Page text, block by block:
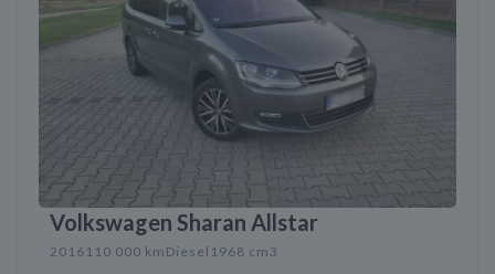
Volkswagen Sharan Allstar
2016 110 000 km Diesel 1968 cm3